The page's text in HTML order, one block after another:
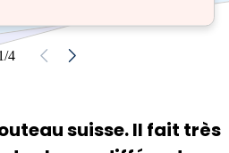
4
suisse. Il fait très